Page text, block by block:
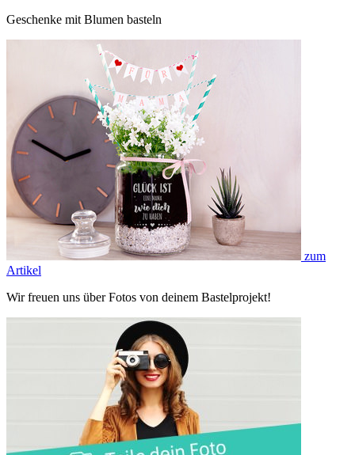
Geschenke mit Blumen basteln
zum
Artikel
Wir freuen uns über Fotos von deinem Bastelprojekt!